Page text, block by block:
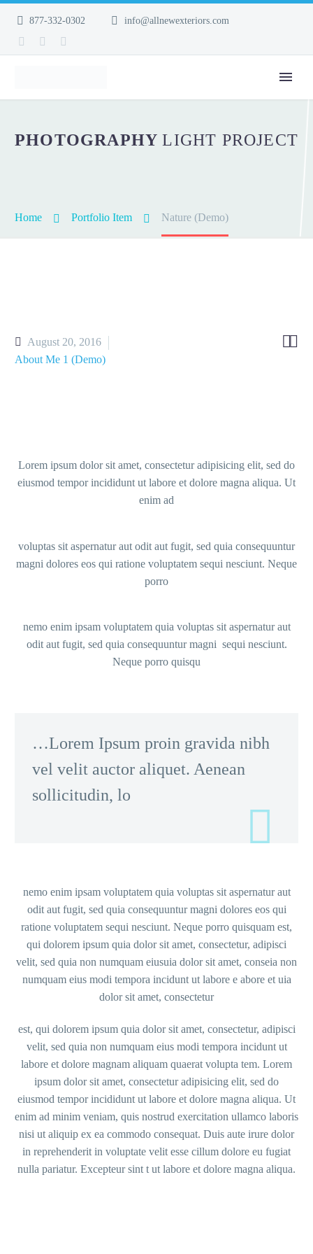
877-332-0302 info@allnewexteriors.com
PHOTOGRAPHYLIGHT PROJECT
Home Portfolio Item Nature (Demo)

August 20, 2016
About Me 1 (Demo)
Lorem ipsum dolor sit amet, consectetur adipisicing elit, sed do
eiusmod tempor incididunt ut labore et dolore magna aliqua. Ut
enim ad
voluptas sit aspernatur aut odit aut fugit, sed quia consequuntur
magni dolores eos qui ratione voluptatem sequi nesciunt. Neque
porro
nemo enim ipsam voluptatem quia voluptas sit aspernatur aut
odit aut fugit, sed quia consequuntur magni sequi nesciunt.
Neque porro quisqu
…Lorem Ipsum proin gravida nibh
vel velit auctor aliquet. Aenean
sollicitudin, lo
nemo enim ipsam voluptatem quia voluptas sit aspernatur aut
odit aut fugit, sed quia consequuntur magni dolores eos qui
ratione voluptatem sequi nesciunt. Neque porro quisquam est,
qui dolorem ipsum quia dolor sit amet, consectetur, adipisci
velit, sed quia non numquam eiusuia dolor sit amet, conseia non
numquam eius modi tempora incidunt ut labore e abore et uia
dolor sit amet, consectetur
est, qui dolorem ipsum quia dolor sit amet, consectetur, adipisci
velit, sed quia non numquam eius modi tempora incidunt ut
labore et dolore magnam aliquam quaerat volupta tem. Lorem
ipsum dolor sit amet, consectetur adipisicing elit, sed do
eiusmod tempor incididunt ut labore et dolore magna aliqua. Ut
enim ad minim veniam, quis nostrud exercitation ullamco laboris
nisi ut aliquip ex ea commodo consequat. Duis aute irure dolor
in reprehenderit in voluptate velit esse cillum dolore eu fugiat
nulla pariatur. Excepteur sint t ut labore et dolore magna aliqua.